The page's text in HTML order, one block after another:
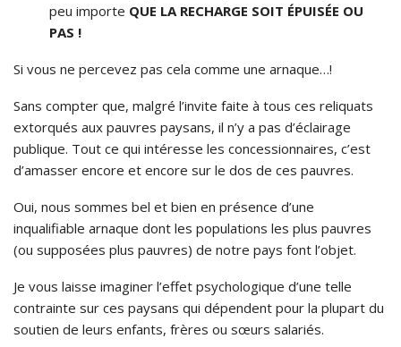
peu importe QUE LA RECHARGE SOIT ÉPUISÉE OU
PAS !
Si vous ne percevez pas cela comme une arnaque…!
Sans compter que, malgré l’invite faite à tous ces reliquats
extorqués aux pauvres paysans, il n’y a pas d’éclairage
publique. Tout ce qui intéresse les concessionnaires, c’est
d’amasser encore et encore sur le dos de ces pauvres.
Oui, nous sommes bel et bien en présence d’une
inqualifiable arnaque dont les populations les plus pauvres
(ou supposées plus pauvres) de notre pays font l’objet.
Je vous laisse imaginer l’effet psychologique d’une telle
contrainte sur ces paysans qui dépendent pour la plupart du
soutien de leurs enfants, frères ou sœurs salariés.